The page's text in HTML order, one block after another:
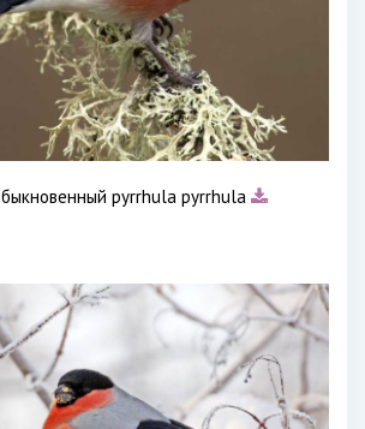
pyrrhula pyrrhula